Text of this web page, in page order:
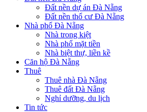
Đất nền dự án Đà Nẵng
Đất nền thổ cư Đà Nẵng
Nhà phố Đà Nẵng
Nhà trong kiệt
Nhà phố mặt tiền
Nhà biệt thự, liền kề
Căn hộ Đà Nẵng
Thuê
Thuê nhà Đà Nẵng
Thuê đất Đà Nẵng
Nghỉ dưỡng, du lịch
Tin tức